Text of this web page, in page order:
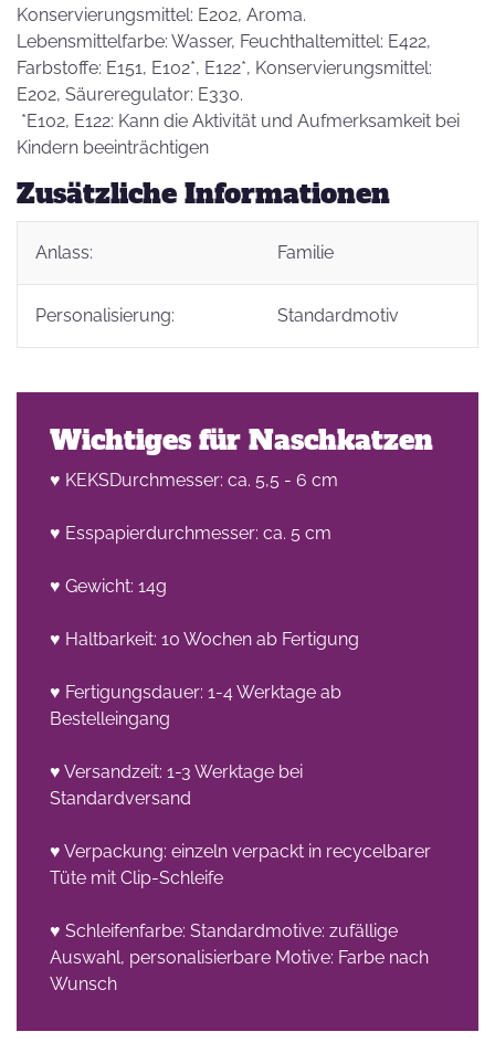
Konservierungsmittel: E202, Aroma.
Lebensmittelfarbe: Wasser, Feuchthaltemittel: E422,
Farbstoffe: E151, E102*, E122*, Konservierungsmittel:
E202, Säureregulator: E330.
*E102, E122: Kann die Aktivität und Aufmerksamkeit bei
Kindern beeinträchtigen
Zusätzliche Informationen
Anlass: Familie
Personalisierung: Standardmotiv
Wichtiges für Naschkatzen
♥ KEKSDurchmesser: ca. 5,5 - 6 cm
♥ Esspapierdurchmesser: ca. 5 cm
♥ Gewicht: 14g
♥ Haltbarkeit: 10 Wochen ab Fertigung
♥ Fertigungsdauer: 1-4 Werktage ab
Bestelleingang
♥ Versandzeit: 1-3 Werktage bei
Standardversand
♥ Verpackung: einzeln verpackt in recycelbarer
Tüte mit Clip-Schleife
♥ Schleifenfarbe: Standardmotive: zufällige
Auswahl, personalisierbare Motive: Farbe nach
Wunsch